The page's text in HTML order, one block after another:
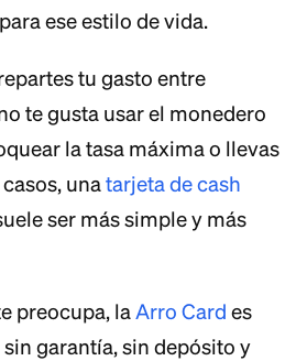
ese estilo de vida.
tu gasto entre
te gusta usar el monedero
la tasa máxima o llevas
unatarjeta de cash
ser más simple y más
preocupa, laArro Card es
garantía, sin depósito y